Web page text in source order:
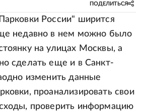
ПОДЕЛИТЬСЯ
России" ширится
недавно в нем можно было
на улицах Москвы, а
сделать еще и в Санкт-
изменить данные
проанализировать свои
проверить информацию